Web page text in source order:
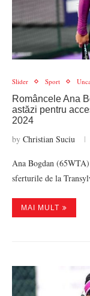
Slider Sport
Româncele Ana
astăzi pentru
2024
by Christian Suciu
Ana Bogdan
sferturile de la
MAI MULT